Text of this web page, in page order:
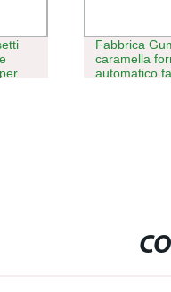
Fabbrica
caramella
automatico